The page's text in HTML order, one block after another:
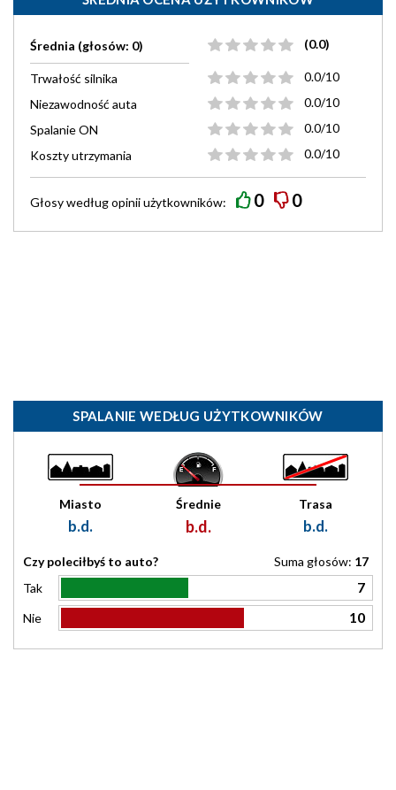
Średnia (głosów: 0) (0.0)
Trwałość silnika
0.0/10
Niezawodność auta
0.0/10
Spalanie ON
0.0/10
Koszty utrzymania
0.0/10
Głosy wedługopiniiużytkowników: 0 0
SPALANIE WEDŁUG UŻYTKOWNIKÓW
Miasto
b.d.
Średnie
b.d.
Trasa
b.d.
Czy poleciłbyś to auto? Suma głosów: 17
Tak
7
Nie 10